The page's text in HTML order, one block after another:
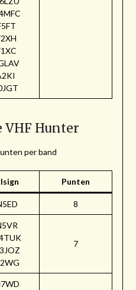
Hunter
per band
Punten
8
7